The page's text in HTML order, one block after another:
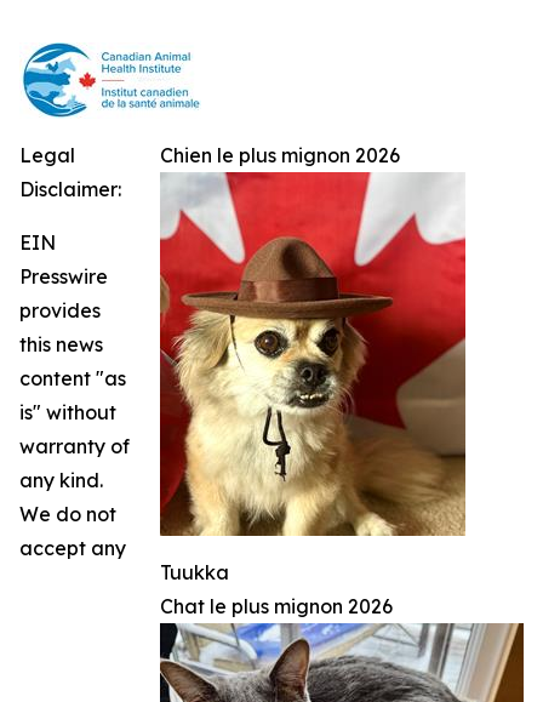
Chien le plus mignon 2026
Tuukka
Chat le plus mignon 2026
Legal
Disclaimer:
EIN
Presswire
provides
this news
content "as
is" without
warranty of
any kind.
We do not
accept any